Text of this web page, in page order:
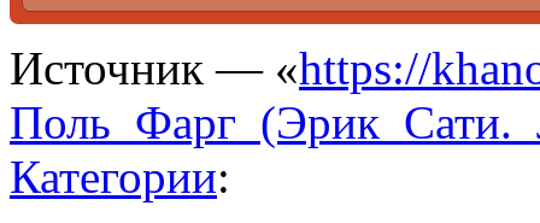
Источник — «https://
Категории: